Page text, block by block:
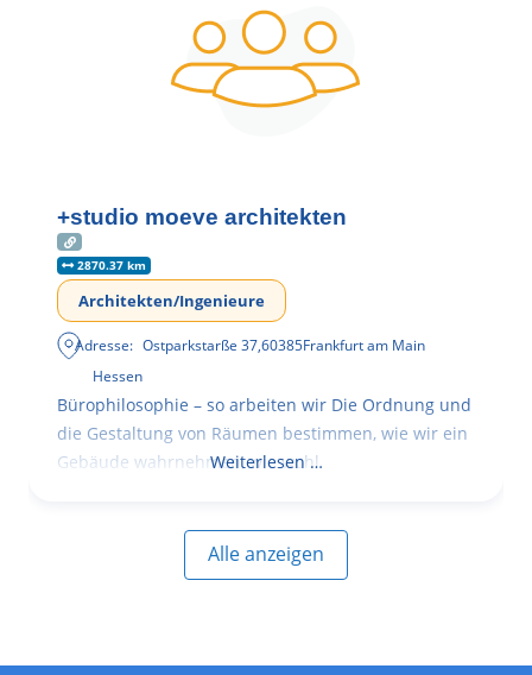
+studio moeve architekten
2870.37 km
Architekten/Ingenieure
Adresse: Ostparkstarße 37,60385Frankfurt am Main
Hessen
Bürophilosophie – so arbeiten wir Die Ordnung und
die Gestaltung von Räumen bestimmen, wie wir ein
Gebäude wahrnehmen, wie wohl
Weiterlesen …
Alle anzeigen